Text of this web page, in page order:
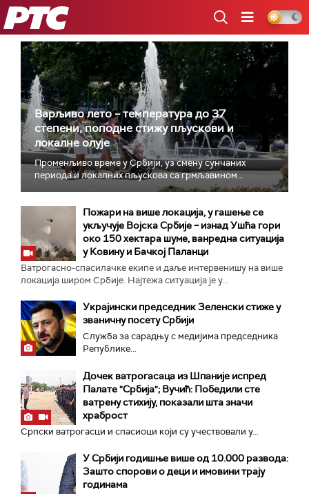
РТС
Варљиво лето – температура до 37
степени, поподне стижу пљускови и
локалне олује
Променљиво време у Србији, уз смену сунчаних
периода и локалних пљускова са грмљавином...
Пожари на више локација, у гашење се
укључује Војска Србије – изнад Ушћа гори
око 150 хектара шуме, ванредна ситуација
у Ковину и Бачкој Паланци
Ватрогасно-спасилачке екипе и даље интервенишу на више
локација широм Србије. Најтежа ситуација је у...
Украјински председник Зеленски стиже у
званичну посету Србији
Служба за сарадњу с медијима председника
Републике...
Дочек ватрогасаца из Шпаније испред
Палате "Србија"; Вучић: Победили сте
ватрену стихију, показали шта значи
храброст
Српски ватрогасци и спасиоци који су учествовали у...
У Србији годишње више од 10.000 развода:
Зашто спорови о деци и имовини трају
годинама